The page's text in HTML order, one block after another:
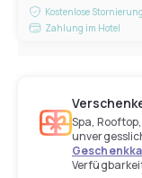
Kostenlose Stornierung
Zahlung im Hotel
Spa,